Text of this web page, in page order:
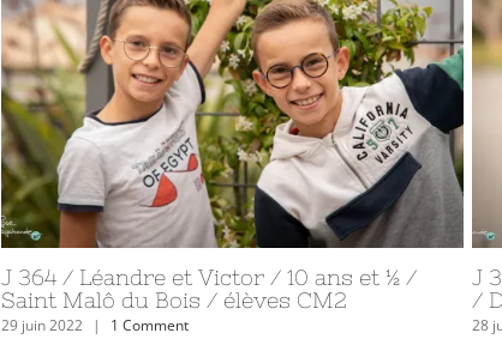
J 361 / Théodore Babarit / 23 ans / Treize-
Vents / artiste, étudiant, politicien
26 juin 2022 | 0 Comments
J
/
25